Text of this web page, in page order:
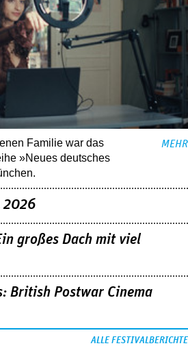
Familie war das
»Neues deutsches
MEHR
2026
großes Dach mit viel
British Postwar Cinema
ALLE FESTIVALBERICHTE